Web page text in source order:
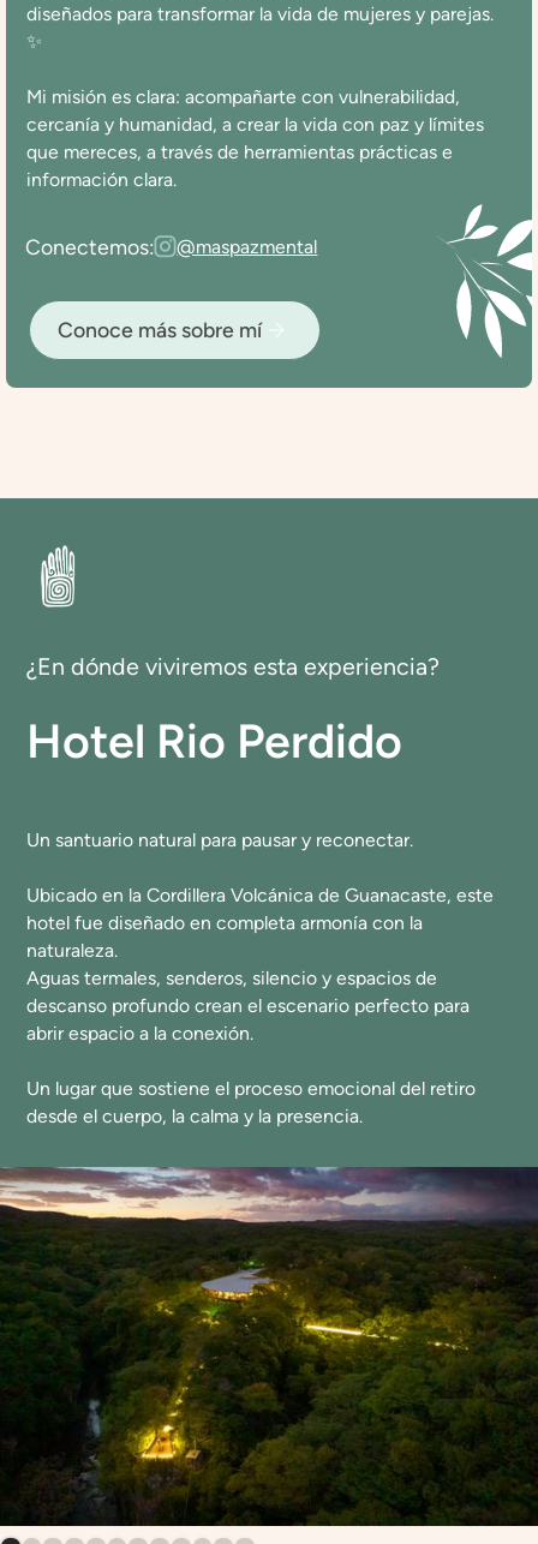
diseñados para transformar la vida de mujeres y parejas.
✨
Mi misión es clara: acompañarte con vulnerabilidad,
cercanía y humanidad, a crear la vida con paz y límites
que mereces, a través de herramientas prácticas e
información clara.
Conectemos: @maspazmental
Conoce más sobre mí
¿En dónde viviremos esta experiencia?
Hotel Rio Perdido
Un santuario natural para pausar y reconectar.
Ubicado en la Cordillera Volcánica de Guanacaste, este
hotel fue diseñado en completa armonía con la
naturaleza.
Aguas termales, senderos, silencio y espacios de
descanso profundo crean el escenario perfecto para
abrir espacio a la conexión.
Un lugar que sostiene el proceso emocional del retiro
desde el cuerpo, la calma y la presencia.